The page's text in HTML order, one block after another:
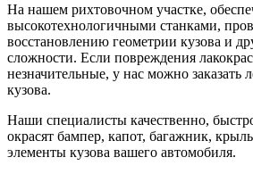
На нашем рихтовочном участке,
высокотехнологичными станками,
восстановлению геометрии кузова и
сложности. Если повреждения
незначительные, у нас можно заказать
кузова.
Наши специалисты качественно,
окрасят бампер, капот, багажник,
элементы кузова вашего автомобиля.